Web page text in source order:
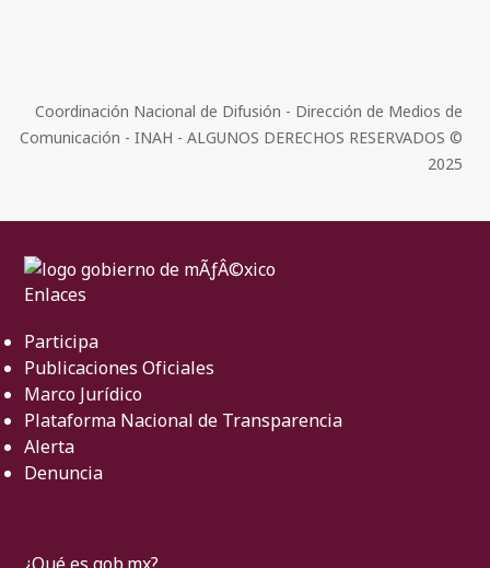
Coordinación Nacional de Difusión - Dirección de Medios de
Comunicación - INAH - ALGUNOS DERECHOS RESERVADOS ©
2025
Enlaces
Participa
Publicaciones Oficiales
Marco Jurídico
Plataforma Nacional de Transparencia
Alerta
Denuncia